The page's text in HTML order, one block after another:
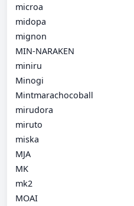
microa
midopa
mignon
MIN-NARAKEN
miniru
Minogi
Mintmarachocoball
mirudora
miruto
miska
MJA
MK
mk2
MOAI